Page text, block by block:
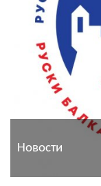
Новости